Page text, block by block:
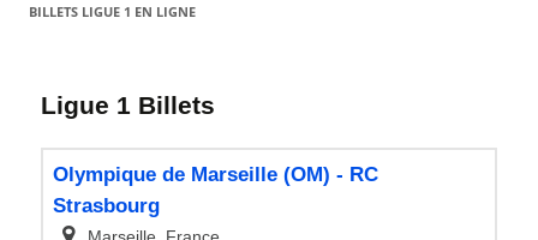
BILLETS LIGUE 1 EN LIGNE